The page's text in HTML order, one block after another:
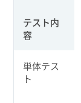
テスト内
容
単体テス
ト